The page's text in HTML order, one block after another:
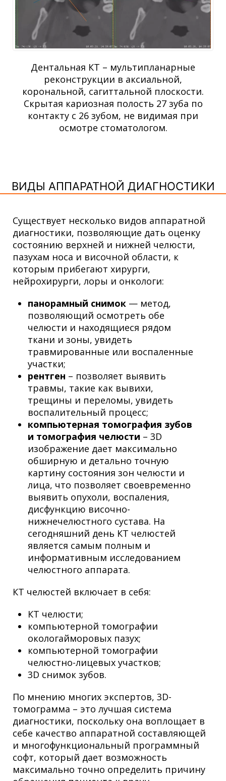
Дентальная КТ – мультипланарные
реконструкции в аксиальной,
корональной, сагиттальной плоскости.
Скрытая кариозная полость 27 зуба по
контакту с 26 зубом, не видимая при
осмотре стоматологом.
ВИДЫ АППАРАТНОЙ ДИАГНОСТИКИ
Существует несколько видов аппаратной
диагностики, позволяющие дать оценку
состоянию верхней и нижней челюсти,
пазухам носа и височной области, к
которым прибегают хирурги,
нейрохирурги, лоры и онкологи:
панорамный снимок — метод,
позволяющий осмотреть обе
челюсти и находящиеся рядом
ткани и зоны, увидеть
травмированные или воспаленные
участки;
рентген – позволяет выявить
травмы, такие как вывихи,
трещины и переломы, увидеть
воспалительный процесс;
компьютерная томография зубов
и томография челюсти – 3D
изображение дает максимально
обширную и детально точную
картину состояния зон челюсти и
лица, что позволяет своевременно
выявить опухоли, воспаления,
дисфункцию височно-
нижнечелюстного сустава. На
сегодняшний день КТ челюстей
является самым полным и
информативным исследованием
челюстного аппарата.
КТ челюстей включает в себя:
КТ челюсти;
компьютерной томографии
окологайморовых пазух;
компьютерной томографии
челюстно-лицевых участков;
3D снимок зубов.
По мнению многих экспертов, 3D-
томограмма – это лучшая система
диагностики, поскольку она воплощает в
себе качество аппаратной составляющей
и многофункциональный программный
софт, который дает возможность
максимально точно определить причину